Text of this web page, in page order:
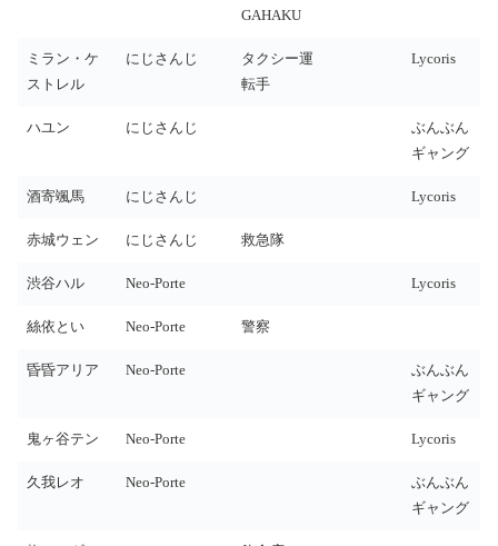
GAHAKU
ミラン・ケ
ストレル
にじさんじ
タクシー運
転手
Lycoris
ハユン にじさんじ
ぶんぶん
ギャング
酒寄颯馬 にじさんじ Lycoris
赤城ウェン にじさんじ 救急隊
渋谷ハル Neo-Porte Lycoris
絲依とい Neo-Porte 警察
昏昏アリア Neo-Porte
ぶんぶん
ギャング
鬼ヶ谷テン Neo-Porte Lycoris
久我レオ Neo-Porte
ぶんぶん
ギャング